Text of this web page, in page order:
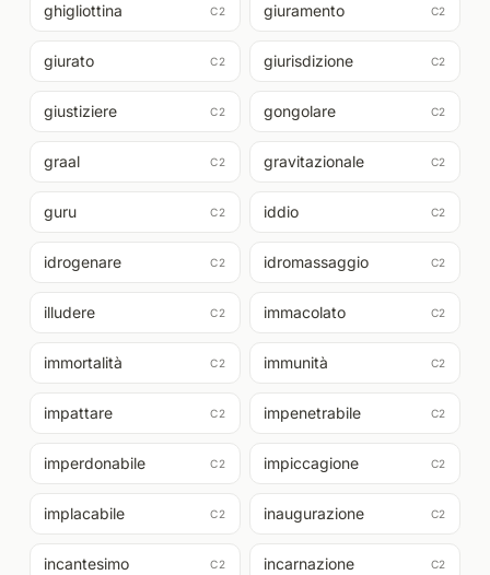
ghigliottina C2 giuramento C2
giurato C2 giurisdizione C2
giustiziere C2 gongolare C2
graal C2 gravitazionale C2
guru C2 iddio C2
idrogenare C2 idromassaggio C2
illudere C2 immacolato C2
immortalità C2 immunità C2
impattare C2 impenetrabile C2
imperdonabile C2 impiccagione C2
implacabile C2 inaugurazione C2
incantesimo C2 incarnazione C2